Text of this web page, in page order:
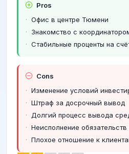
Pros
Офис в центре Тюмени
Знакомство с
Стабильные проценты на
Cons
Изменение условий
Штраф за досрочный вывод
Долгий процесс вывода
Неисполнение
Плохое отношение к